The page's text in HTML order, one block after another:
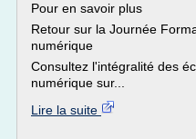
Pour en savoir plus
Retour sur la Journée
numérique
Consultez l'intégralité des
numérique sur...
Lire la suite